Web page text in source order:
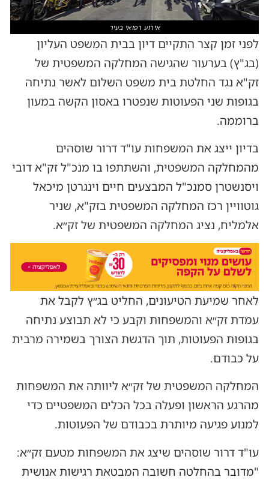
אירוע רפואי בעיר
לפני זמן קצר התקיים דיון בבית המשפט העליון
(בג"ץ) בערעור שהגישה המחלקה המשפטית של
זק"א נגד החלטת בית משפט השלום לאשר נתיחה
בגופות שני הפעוטות שנפטרו באסון הקשה במעון
ברוממה.
בדיון ייצג את המשפחות עו"ד דרור שוסהים
מהמחלקה המשפטית, והשתתפו בו מנכ"ל זק"א דובי
ויסנשטרן סמנכ"ל המבצעים חיים וינגרטן מיכאל
גוטוויין רכז המחלקה המשפטית בזק"א, שניר
אלמליח, נציג המחלקה המשפטית של זק״א.
לאחר שמיעת הטיעונים, החליט בג״ץ לקבל את
עמדת זק״א והמשפחות וקבע כי לא תבוצע נתיחה
בגופות הפעוטות, תוך הדגשת הצורך בשמירה מרבית
על כבודם.
המחלקה המשפטית של זק״א ליוותה את המשפחות
מהרגע הראשון ופעלה בכל הכלים המשפטיים כדי
למנוע פגיעה מיותרת בכבודם של הפעוטות.
עו"ד דרור שוסהים שיצג את המשפחות מטעם זק״א:
"מדובר בהחלטה חשובה המבטאת רגישות אנושית